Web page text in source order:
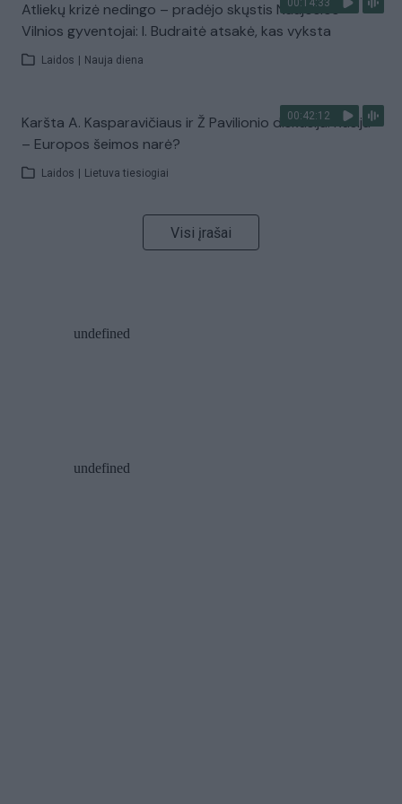
00:14:33
Atliekų krizė nedingo – pradėjo skųstis Naujosios
Vilnios gyventojai: I. Budraitė atsakė, kas vyksta
Laidos Nauja diena
00:42:12
Karšta A. Kasparavičiaus ir Ž Pavilionio diskusija: Rusija
– Europos šeimos narė?
Laidos Lietuva tiesiogiai
Visi įrašai